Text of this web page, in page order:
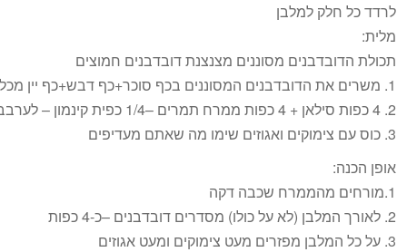
לרדד כל חלק למלבן
מלית:
תכולת הדובדבנים מסוננים מצנצנת דובדבנים חמוצים
1. משרים את הדובדבנים המסוננים בכף סוכר+כף דבש+כף יין מכל סוג, לחצי שעה ומסננים שוב
2. 4 כפות סילאן + 4 כפות ממרח תמרים –1/4 כפית קינמון – לערבב לממרח
3. כוס עם צימוקים ואגוזים שימו מה שאתם מעדיפים
אופן הכנה:
1.מורחים מהממרח שכבה דקה
2. לאורך המלבן (לא על כולו) מסדרים דובדבנים –כ-4 כפות
3. על כל המלבן מפזרים מעט צימוקים ומעט אגוזים